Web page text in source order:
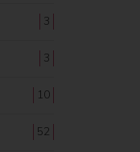
3
3
10
52